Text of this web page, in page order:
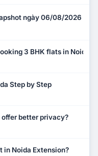
ngày 06/08/2026
3 BHK flats in Noida?
Step by Step
offer better privacy?
in Noida Extension?